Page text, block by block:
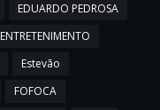
EDUARDO PEDROSA
ENTRETENIMENTO
Estevão
FOFOCA